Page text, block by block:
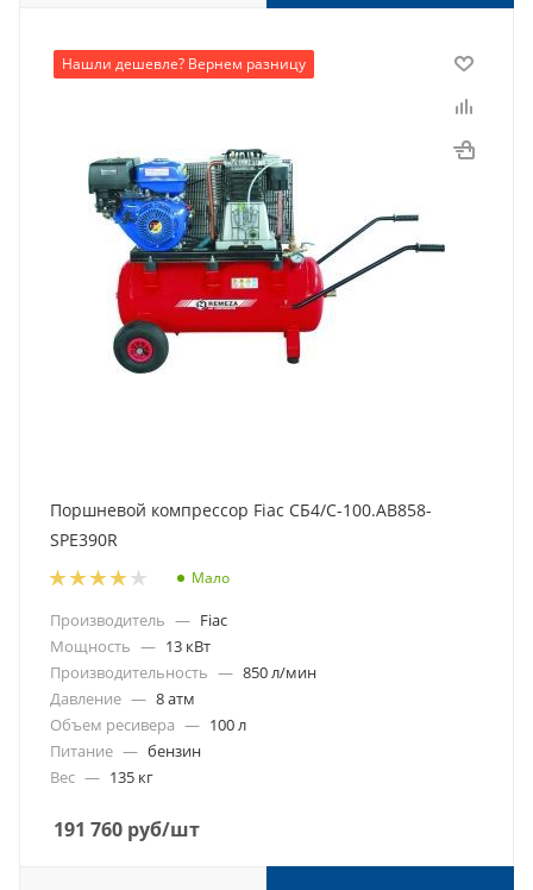
Нашли дешевле? Вернем разницу
Поршневой компрессор Fiac СБ4/С-100.АВ858-
SPE390R
Мало
Производитель — Fiac
Мощность — 13 кВт
Производительность — 850 л/мин
Давление — 8 атм
Объем ресивера — 100 л
Питание — бензин
Вес — 135 кг
191 760 руб/шт